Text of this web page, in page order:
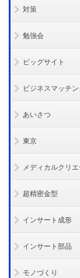
対策
勉強会
ビッグサイト
ビジネスマッチ
あいさつ
東京
メディカルクリ
超精密金型
インサート成形
インサート部品
モノづくり